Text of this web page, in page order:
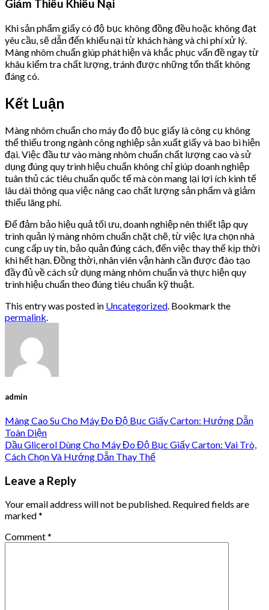
Giảm Thiểu Khiếu Nại
Khi sản phẩm giấy có độ bục không đồng đều hoặc không đạt
yêu cầu, sẽ dẫn đến khiếu nại từ khách hàng và chi phí xử lý.
Màng nhôm chuẩn giúp phát hiện và khắc phục vấn đề ngay từ
khâu kiểm tra chất lượng, tránh được những tổn thất không
đáng có.
Kết Luận
Màng nhôm chuẩn cho máy đo độ bục giấy là công cụ không
thể thiếu trong ngành công nghiệp sản xuất giấy và bao bì hiện
đại. Việc đầu tư vào màng nhôm chuẩn chất lượng cao và sử
dụng đúng quy trình hiệu chuẩn không chỉ giúp doanh nghiệp
tuân thủ các tiêu chuẩn quốc tế mà còn mang lại lợi ích kinh tế
lâu dài thông qua việc nâng cao chất lượng sản phẩm và giảm
thiểu lãng phí.
Để đảm bảo hiệu quả tối ưu, doanh nghiệp nên thiết lập quy
trình quản lý màng nhôm chuẩn chặt chẽ, từ việc lựa chọn nhà
cung cấp uy tín, bảo quản đúng cách, đến việc thay thế kịp thời
khi hết hạn. Đồng thời, nhân viên vận hành cần được đào tạo
đầy đủ về cách sử dụng màng nhôm chuẩn và thực hiện quy
trình hiệu chuẩn theo đúng tiêu chuẩn kỹ thuật.
This entry was posted in Uncategorized . Bookmark the
permalink
admin
Màng Cao Su Cho Máy Đo Độ Bục Giấy Carton: Hướng Dẫn
Toàn Diện
Dầu Glicerol Dùng Cho Máy Đo Độ Bục Giấy Carton: Vai Trò,
Cách Chọn Và Hướng Dẫn Thay Thế
Leave a Reply
Your email address will not be published. Required fields are
marked*
Comment*